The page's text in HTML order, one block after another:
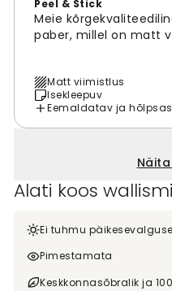
Peel & Stick
Meie
paber, millel on matt
Matt viimistlus
Isekleepuv
Eemaldatav ja
Alati koos
Ei tuhmu
Pimestamata
Keskkonnasõbralik ja